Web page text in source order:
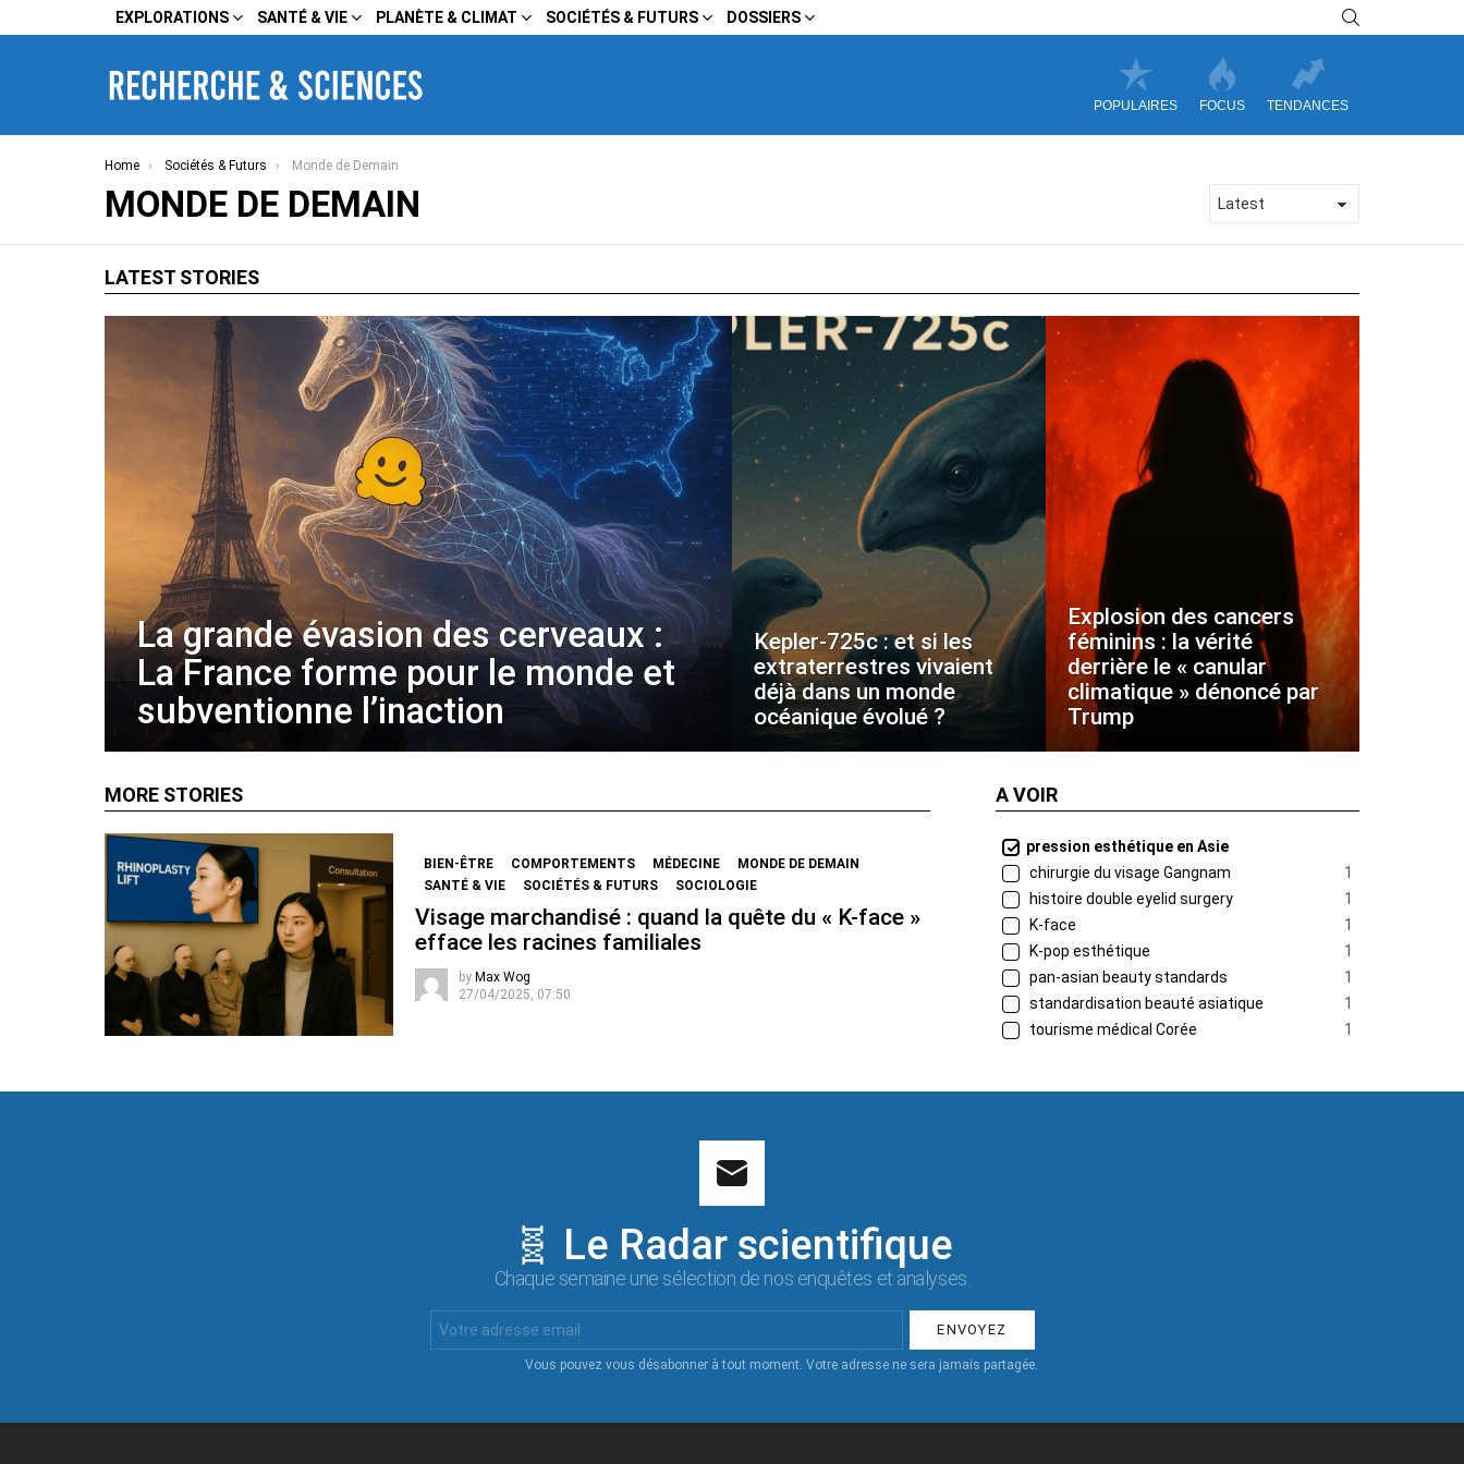
EXPLORATIONS SANTÉ & VIE PLANÈTE & CLIMAT SOCIÉTÉS & FUTURS DOSSIERS
POPULAIRES FOCUS TENDANCES
You are here:
Home Sociétés & Futurs Monde de Demain
MONDE DE DEMAIN
LATEST STORIES
La grande évasion des cerveaux :
La France forme pour le monde et
subventionne l’inaction
Kepler-725c : et si les
extraterrestres vivaient
déjà dans un monde
océanique évolué ?
Explosion des cancers
féminins : la vérité
derrière le « canular
climatique » dénoncé par
Trump
MORE STORIES
BIEN-ÊTRE COMPORTEMENTS MÉDECINE
MONDE DE DEMAIN
SANTÉ & VIE
SOCIÉTÉS & FUTURS SOCIOLOGIE
Visage marchandisé : quand la quête du « K-face »
efface les racines familiales
by Max Wog
27/04/2025, 07:50
A VOIR
pression esthétique en Asie
chirurgie du visage Gangnam
1
histoire double eyelid surgery
1
K-face
1
K-pop esthétique
1
pan-asian beauty standards
1
standardisation beauté asiatique
1
tourisme médical Corée
1
🧬 Le Radar scientifique
Chaque semaine une sélection de nos enquêtes et analyses.
Email
:
Vous pouvez vous désabonner à tout moment. Votre adresse ne sera jamais partagée.